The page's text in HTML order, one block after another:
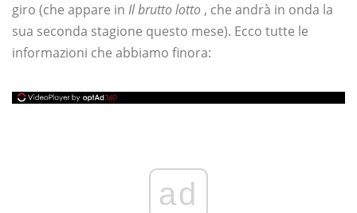
giro (che appare in Il brutto lotto , che andrà in onda la
sua seconda stagione questo mese). Ecco tutte le
informazioni che abbiamo finora:
ad